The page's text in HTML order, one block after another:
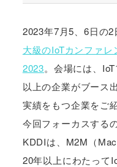
2023年7月5、6日の
大級のIoTカンファ
2023。会場には、
以上の企業がブース
実績をもつ企業をご
今回フォーカスする
KDDIは、M2M（
20年以上にわたって